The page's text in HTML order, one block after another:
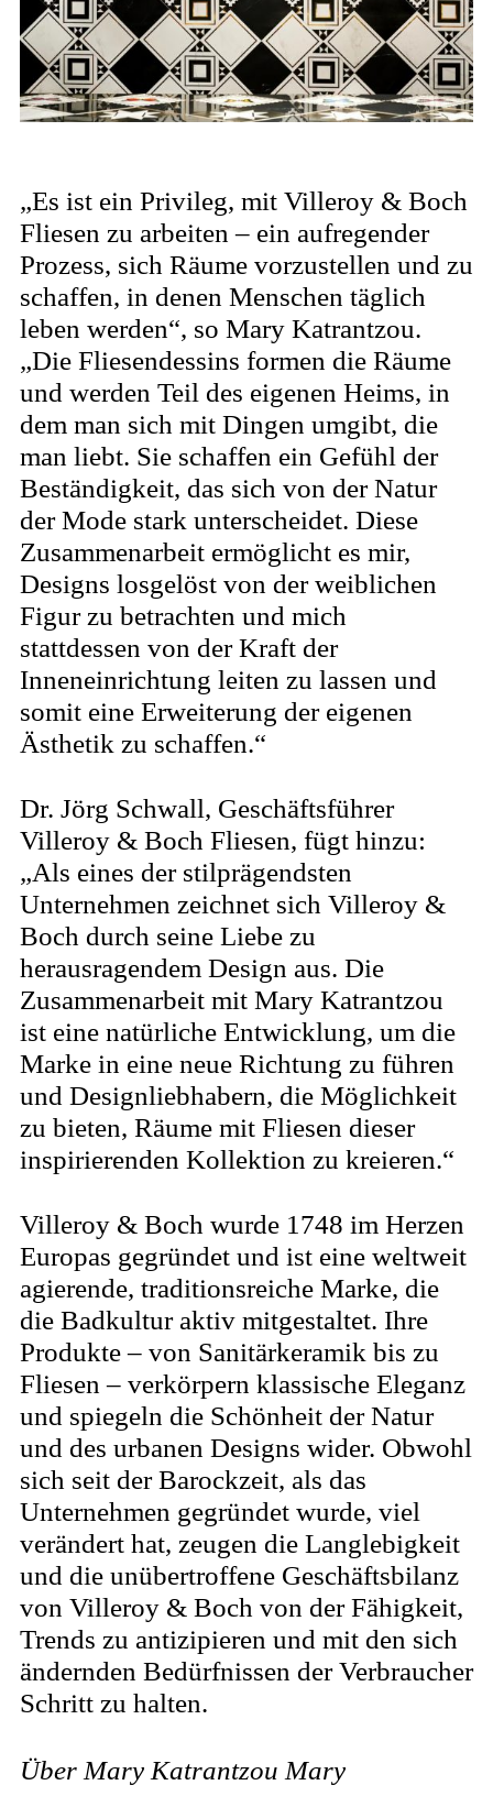
„Es ist ein Privileg, mit Villeroy & Boch
Fliesen zu arbeiten – ein aufregender
Prozess, sich Räume vorzustellen und zu
schaffen, in denen Menschen täglich
leben werden“, so Mary Katrantzou.
„Die Fliesendessins formen die Räume
und werden Teil des eigenen Heims, in
dem man sich mit Dingen umgibt, die
man liebt. Sie schaffen ein Gefühl der
Beständigkeit, das sich von der Natur
der Mode stark unterscheidet. Diese
Zusammenarbeit ermöglicht es mir,
Designs losgelöst von der weiblichen
Figur zu betrachten und mich
stattdessen von der Kraft der
Inneneinrichtung leiten zu lassen und
somit eine Erweiterung der eigenen
Ästhetik zu schaffen.“
Dr. Jörg Schwall, Geschäftsführer
Villeroy & Boch Fliesen, fügt hinzu:
„Als eines der stilprägendsten
Unternehmen zeichnet sich Villeroy &
Boch durch seine Liebe zu
herausragendem Design aus. Die
Zusammenarbeit mit Mary Katrantzou
ist eine natürliche Entwicklung, um die
Marke in eine neue Richtung zu führen
und Designliebhabern, die Möglichkeit
zu bieten, Räume mit Fliesen dieser
inspirierenden Kollektion zu kreieren.“
Villeroy & Boch wurde 1748 im Herzen
Europas gegründet und ist eine weltweit
agierende, traditionsreiche Marke, die
die Badkultur aktiv mitgestaltet. Ihre
Produkte – von Sanitärkeramik bis zu
Fliesen – verkörpern klassische Eleganz
und spiegeln die Schönheit der Natur
und des urbanen Designs wider. Obwohl
sich seit der Barockzeit, als das
Unternehmen gegründet wurde, viel
verändert hat, zeugen die Langlebigkeit
und die unübertroffene Geschäftsbilanz
von Villeroy & Boch von der Fähigkeit,
Trends zu antizipieren und mit den sich
ändernden Bedürfnissen der Verbraucher
Schritt zu halten.
Über Mary Katrantzou Mary